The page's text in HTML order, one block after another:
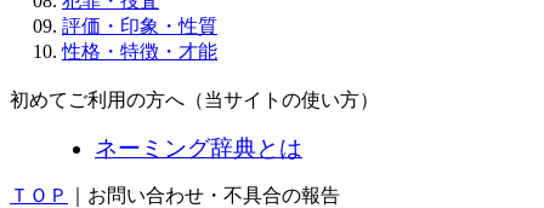
評価・印象・性質
性格・特徴・才能
初めてご利用の方へ（当サイトの使い方）
ネーミング辞典とは
ＴＯＰ ｜お問い合わせ・不具合の報告